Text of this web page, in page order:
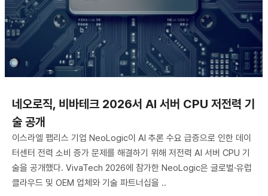
네오로직, 비바테크 2026서 AI 서버 CPU 저전력 기
술 공개
이스라엘 팹리스 기업 NeoLogic이 AI 추론 수요 급증으로 인한 데이
터센터 전력 소비 증가 문제를 해결하기 위해 저전력 AI 서버 CPU 기
술을 공개했다. VivaTech 2026에 참가한 NeoLogic은 글로벌·유럽
클라우드 및 OEM 업체와 기술 파트너십을 ..